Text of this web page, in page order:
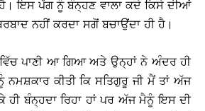
ਹੈ। ਇਸ ਪੱਗ ਨੂੰ ਬੰਨ੍ਹਣ ਵਾਲਾ ਕਦੇ ਕਿਸੇ ਦੀਆਂ
ਨਹੀਂ ਕਰਦਾ ਸਗੋਂ ਬਚਾਉਂਦਾ ਹੀ ਹੈ।
ਪਾਣੀ ਆ ਗਿਆ ਅਤੇ ਉਨ੍ਹਾਂ ਨੇ ਅੰਦਰ ਹੀ
ਨਮਸ਼ਕਾਰ ਕੀਤੀ ਕਿ ਸਤਿਗੁਰੂ ਜੀ ਮੈਂ ਤਾਂ ਅੱਜ
ਬੰਨ੍ਹਦਾ ਰਿਹਾ ਹਾਂ ਪਰ ਅੱਜ ਮੈਨੂੰ ਇਸ ਦੀ